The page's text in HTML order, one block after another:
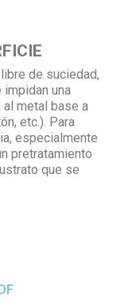
de suciedad,
una
metal base a
etc.). Para
especialmente
pretratamiento
que se